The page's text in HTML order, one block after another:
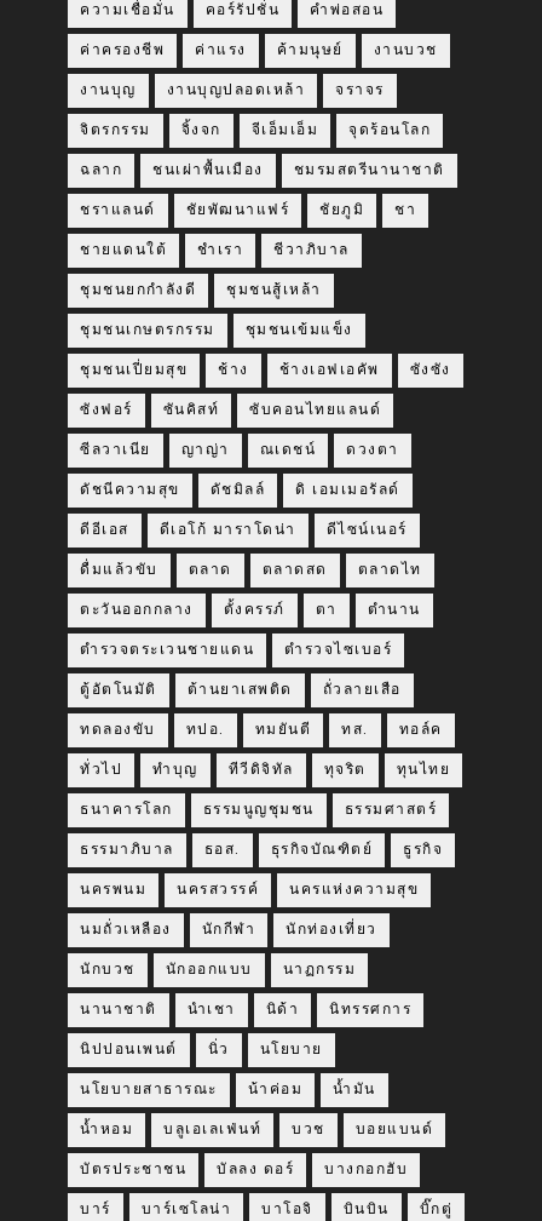
ความเชื่อมั่น คอร์รัปชั่น คำพ่อสอน
ค่าครองชีพ ค่าแรง ค้ามนุษย์ งานบวช
งานบุญ งานบุญปลอดเหล้า จราจร
จิตรกรรม จิ้งจก จีเอ็มเอ็ม จุดร้อนโลก
ฉลาก ชนเผ่าพื้นเมือง ชมรมสตรีนานาชาติ
ชราแลนด์ ชัยพัฒนาแฟร์ ชัยภูมิ ชา
ชายแดนใต้ ชำเรา ชีวาภิบาล
ชุมชนยกกำลังดี ชุมชนสู้เหล้า
ชุมชนเกษตรกรรม ชุมชนเข้มแข็ง
ชุมชนเปี่ยมสุข ช้าง ช้างเอฟเอคัพ ซังซัง
ซังฟอร์ ซันคิสท์ ซับคอนไทยแลนด์
ซีลวาเนีย ญาญ่า ณเดชน์ ดวงตา
ดัชนีความสุข ดัชมิลล์ ดิ เอมเมอรัลด์
ดีอีเอส ดีเอโก้ มาราโดน่า ดีไซน์เนอร์
ดื่มแล้วขับ ตลาด ตลาดสด ตลาดไท
ตะวันออกกลาง ตั้งครรภ์ ตา ตำนาน
ตำรวจตระเวนชายแดน ตำรวจไซเบอร์
ตู้อัตโนมัติ ต้านยาเสพติด ถั่วลายเสือ
ทดลองขับ ทปอ. ทมยันตี ทส. ทอล์ค
ทั่วไป ทำบุญ ทีวีดิจิทัล ทุจริต ทุนไทย
ธนาคารโลก ธรรมนูญชุมชน ธรรมศาสตร์
ธรรมาภิบาล ธอส. ธุรกิจบัณฑิตย์ ธูรกิจ
นครพนม นครสวรรค์ นครแห่งความสุข
นมถั่วเหลือง นักกีฬา นักท่องเที่ยว
นักบวช นักออกแบบ นาฏกรรม
นานาชาติ นำเชา นิด้า นิทรรศการ
นิปปอนเพนต์ นิ่ว นโยบาย
นโยบายสาธารณะ น้าค่อม น้ำมัน
น้ำหอม บลูเอเลเฟ่นท์ บวช บอยแบนด์
บัตรประชาชน บัลลง ดอร์ บางกอกฮับ
บาร์ บาร์เซโลน่า บาโอจิ บินบิน บิ๊กตู่